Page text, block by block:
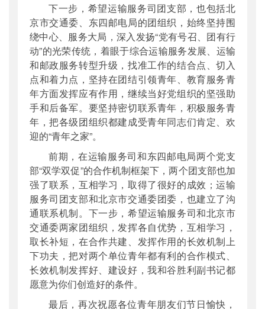
下一步，希望运输服务司团支部，也包括北
京市交通委、东四邮电局的团组织，始终坚持围
绕中心、服务大局，深入发扬“党有号召、团有行
动”的光荣传统，着眼于综合运输服务发展、运输
和邮政服务转型升级，找准工作的结合点、切入
点和着力点，坚持在团结引领青年、教育服务青
年方面发挥应有作用，继续当好党组织的坚强助
手和后备军。要坚持密切联系青年，积极服务青
年，把各级团组织都建成受青年同志们肯定、欢
迎的“青年之家”。
前期，在运输服务司和东四邮电局两个党支
部“双学双促”的合作机制框架下，两个团支部也加
强了联系，互相学习，取得了很好的成效；运输
服务司团支部和北京市交通委团委，也建立了沟
通联系机制。下一步，希望运输服务司和北京市
交通委两家团组织，发挥各自优势，互相学习，
取长补短，在合作共建、发挥作用的长效机制上
下功夫，把对两个单位青年都有利的合作模式、
长效机制发挥好、建设好，我和谷胜利副书记都
愿意为你们创造好的条件。
最后，再次祝愿各位青年朋友们节日愉快，